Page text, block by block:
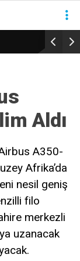
Aldı
A350-
Afrika’da
nesil geniş
filo
merkezli
uzanacak